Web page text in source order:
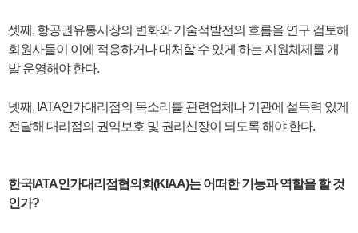
셋째, 항공권유통시장의 변화와 기술적발전의 흐름을 연구 검토해
회원사들이 이에 적응하거나 대처할 수 있게 하는 지원체제를 개
발 운영해야 한다.
넷째, IATA인가대리점의 목소리를 관련업체나 기관에 설득력 있게
전달해 대리점의 권익보호 및 권리신장이 되도록 해야 한다.
한국IATA인가대리점협의회(KIAA)는 어떠한 기능과 역할을 할 것
인가?